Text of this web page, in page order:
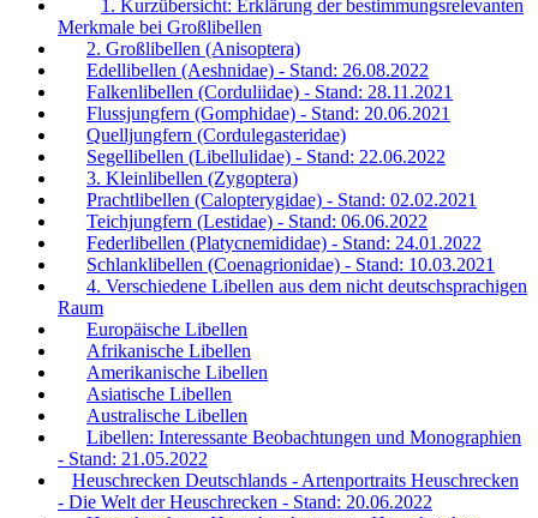
1. Kurzübersicht: Erklärung der bestimmungsrelevanten
Merkmale bei Großlibellen
2. Großlibellen (Anisoptera)
Edellibellen (Aeshnidae) - Stand: 26.08.2022
Falkenlibellen (Corduliidae) - Stand: 28.11.2021
Flussjungfern (Gomphidae) - Stand: 20.06.2021
Quelljungfern (Cordulegasteridae)
Segellibellen (Libellulidae) - Stand: 22.06.2022
3. Kleinlibellen (Zygoptera)
Prachtlibellen (Calopterygidae) - Stand: 02.02.2021
Teichjungfern (Lestidae) - Stand: 06.06.2022
Federlibellen (Platycnemididae) - Stand: 24.01.2022
Schlanklibellen (Coenagrionidae) - Stand: 10.03.2021
4. Verschiedene Libellen aus dem nicht deutschsprachigen
Raum
Europäische Libellen
Afrikanische Libellen
Amerikanische Libellen
Asiatische Libellen
Australische Libellen
Libellen: Interessante Beobachtungen und Monographien
- Stand: 21.05.2022
Heuschrecken Deutschlands - Artenportraits Heuschrecken
- Die Welt der Heuschrecken - Stand: 20.06.2022